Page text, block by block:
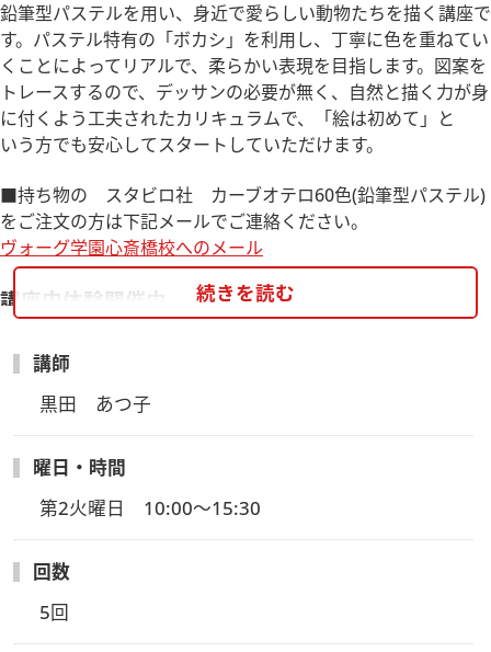
鉛筆型パステルを用い、身近で愛らしい動物たちを描く講座で
す。パステル特有の「ボカシ」を利用し、丁寧に色を重ねてい
くことによってリアルで、柔らかい表現を目指します。図案を
トレースするので、デッサンの必要が無く、自然と描く力が身
に付くよう工夫されたカリキュラムで、「絵は初めて」と
いう方でも安心してスタートしていただけます。
■持ち物の スタビロ社 カーブオテロ60色(鉛筆型パステル)
をご注文の方は下記メールでご連絡ください。
ヴォーグ学園心斎橋校へのメール
講座内体験開催中
下準備の澄んだ画用紙をご用意し、パステルペンシルもお貸出
しいたしますので、手ぶらでお気軽にご参加いただけます。パ
ステルの柔らかく美しい発色と色鉛筆の気軽さを兼ね備えた
※額はついていません。
---------------------------------------------------------
日程：定期講座開催日からご希望のお日にちをお選び下さい。
参加費：3,353円（税込）
持ち物：なし
---------------------------------------------------------
続きを読む
講師
黒田　あつ子
曜日・時間
第2火曜日　10:00～15:30
回数
5回